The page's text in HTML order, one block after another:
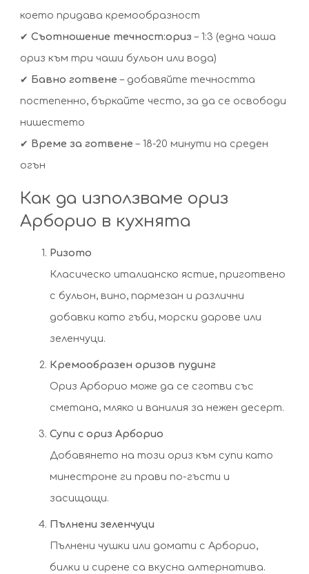
което придава кремообразност
✔ Съотношение течност:ориз – 1:3 (една чаша
ориз към три чаши бульон или вода)
✔ Бавно готвене – добавяйте течността
постепенно, бъркайте често, за да се освободи
нишестето
✔ Време за готвене – 18-20 минути на среден
огън
Как да използваме ориз
Арборио в кухнята
Ризото
Класическо италианско ястие, приготвено
с бульон, вино, пармезан и различни
добавки като гъби, морски дарове или
зеленчуци.
Кремообразен оризов пудинг
Ориз Арборио може да се сготви със
сметана, мляко и ванилия за нежен десерт.
Супи с ориз Арборио
Добавянето на този ориз към супи като
минестроне ги прави по-гъсти и
засищащи.
Пълнени зеленчуци
Пълнени чушки или домати с Арборио,
билки и сирене са вкусна алтернатива.